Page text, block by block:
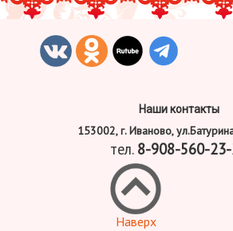
Наши контакты
153002, г. Иваново,
тел. 8-908-560-
Наверх